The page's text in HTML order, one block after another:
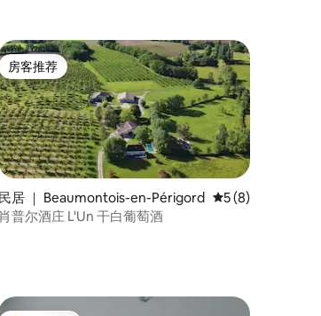
分（满分 5 分），共 10 条评价
房客推荐
房客推荐
民居 ｜ Beaumontois-en-Périgord 平均评分 5 分（
5 (8)
肖普尔酒庄 L'Un 干白葡萄酒